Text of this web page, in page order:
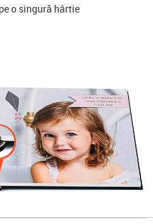
o singură hârtie